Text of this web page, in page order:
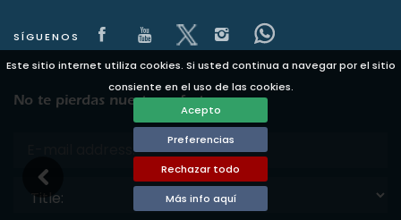
Este sitio internet utiliza cookies. Si usted continua a navegar por el sitio
consiente en el uso de las cookies.
Acepto
Preferencias
Rechazar todo
Más info aquí
SÍGUENOS Visit our Facebook page
Visit our youtube page
Visit our x page
Visit our isntagram
Visit our
No te pierdas nuestras ofertas